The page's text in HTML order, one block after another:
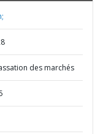
des marchés